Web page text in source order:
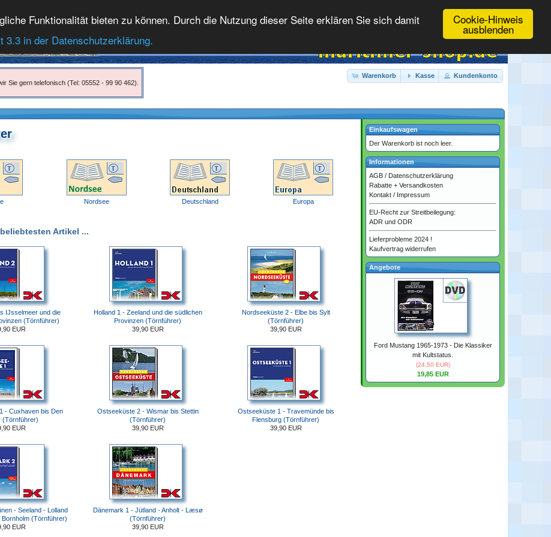
Cookie-Hinweis
ausblenden
Funktionalität bieten zu können. Durch die Nutzung dieser Seite erklären Sie sich damit
3.3 in der Datenschutzerklärung.
Sie gern telefonisch (Tel: 05552 - 99 90 462).
Warenkorb Kasse Kundenkonto
Nordsee Deutschland Europa
Artikel ...
IJsselmeer und die
(Törnführer)
EUR
Holland 1 - Zeeland und die südlichen
Provinzen (Törnführer)
39,90 EUR
Nordseeküste 2 - Elbe bis Sylt
(Törnführer)
39,90 EUR
- Cuxhaven bis Den
(Törnführer)
EUR
Ostseeküste 2 - Wismar bis Stettin
(Törnführer)
39,90 EUR
Ostseeküste 1 - Travemünde bis
Flensburg (Törnführer)
39,90 EUR
- Seeland - Lolland
(Törnführer)
EUR
Dänemark 1 - Jütland - Anholt - Læsø
(Törnführer)
39,90 EUR
Einkaufswagen
Der Warenkorb ist noch leer.
Informationen
AGB / Datenschutzerklärung
Rabatte + Versandkosten
Kontakt / Impressum
EU-Recht zur Streitbeilegung:
ADR und ODR
Lieferprobleme 2024 !
Kaufvertrag widerrufen
Angebote
Ford Mustang 1965-1973 - Die Klassiker
mit Kultstatus.
(24,50 EUR)
19,85 EUR